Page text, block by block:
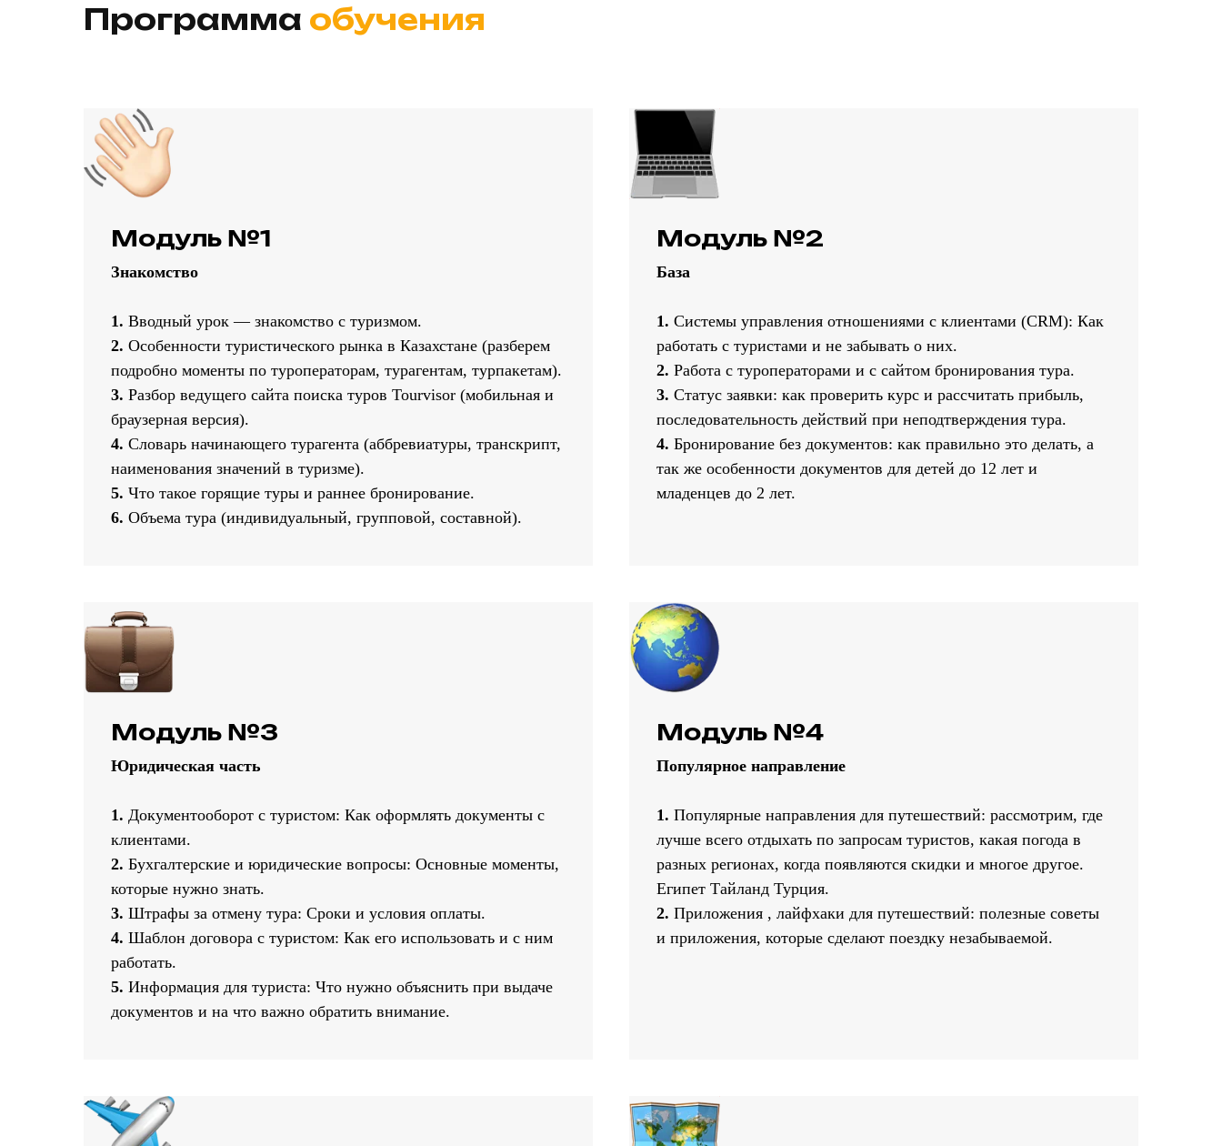
Программа обучения
Модуль №1
Знакомство
1. Вводный урок — знакомство с туризмом.
2. Особенности туристического рынка в Казахстане (разберем
подробно моменты по туроператорам, турагентам, турпакетам).
3. Разбор ведущего сайта поиска туров Tourvisor (мобильная и
браузерная версия).
4. Словарь начинающего турагента (аббревиатуры, транскрипт,
наименования значений в туризме).
5. Что такое горящие туры и раннее бронирование.
6. Объема тура (индивидуальный, групповой, составной).
Модуль №2
База
1. Системы управления отношениями с клиентами (CRM): Как
работать с туристами и не забывать о них.
2. Работа с туроператорами и с сайтом бронирования тура.
3. Статус заявки: как проверить курс и рассчитать прибыль,
последовательность действий при неподтверждения тура.
4. Бронирование без документов: как правильно это делать, а
так же особенности документов для детей до 12 лет и
младенцев до 2 лет.
Модуль №3
Юридическая часть
1. Документооборот с туристом: Как оформлять документы с
клиентами.
2. Бухгалтерские и юридические вопросы: Основные моменты,
которые нужно знать.
3. Штрафы за отмену тура: Сроки и условия оплаты.
4. Шаблон договора с туристом: Как его использовать и с ним
работать.
5. Информация для туриста: Что нужно объяснить при выдаче
документов и на что важно обратить внимание.
Модуль №4
Популярное направление
1. Популярные направления для путешествий: рассмотрим, где
лучше всего отдыхать по запросам туристов, какая погода в
разных регионах, когда появляются скидки и многое другое.
Египет Тайланд Турция.
2. Приложения , лайфхаки для путешествий: полезные советы
и приложения, которые сделают поездку незабываемой.